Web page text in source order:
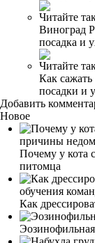
Читайте
Виноград
посадка и
Читайте
Как
посадки и
Добавить
Новое
Почему у кота
питомца
Как